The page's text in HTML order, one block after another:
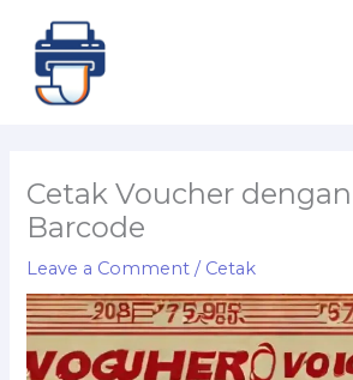
content
Cetak Voucher
Barcode
Leave a Comment / Cetak